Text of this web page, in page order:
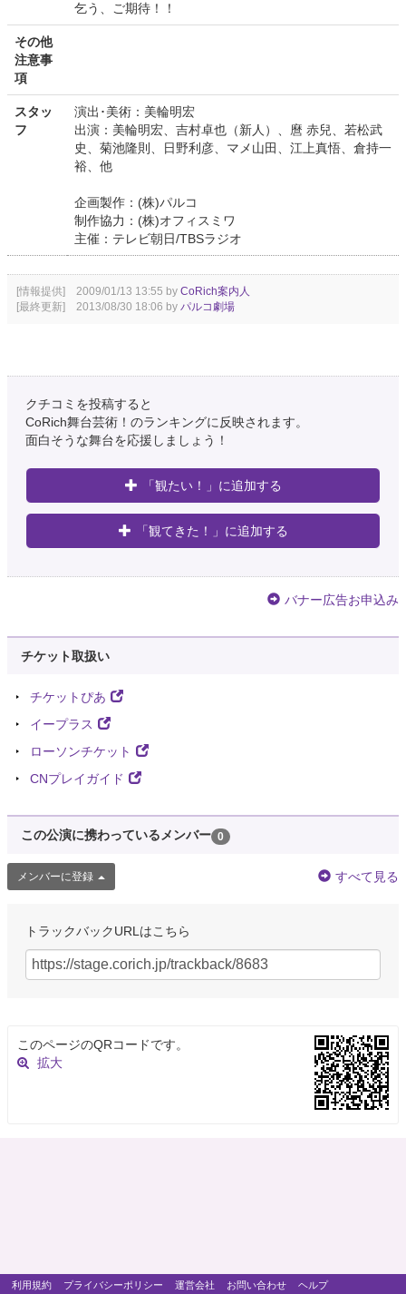
乞う、ご期待！！
その他
注意事
項
スタッ
フ
演出･美術：美輪明宏
出演：美輪明宏、吉村卓也（新人）、麿 赤兒、若松武
史、菊池隆則、日野利彦、マメ山田、江上真悟、倉持一
裕、他
企画製作：(株)パルコ
制作協力：(株)オフィスミワ
主催：テレビ朝日/TBSラジオ
[情報提供] 2009/01/13 13:55 by CoRich案内人
[最終更新] 2013/08/30 18:06 by パルコ劇場
クチコミを投稿すると
CoRich舞台芸術！のランキングに反映されます。
面白そうな舞台を応援しましょう！
「観たい！」に追加する
「観てきた！」に追加する
バナー広告お申込み
チケット取扱い
チケットぴあ
イープラス
ローソンチケット
CNプレイガイド
この公演に携わっているメンバー 0
メンバーに登録 すべて見る
トラックバックURLはこちら
このページのQRコードです。
拡大
利用規約 プライバシーポリシー 運営会社 お問い合わせ
ヘルプ